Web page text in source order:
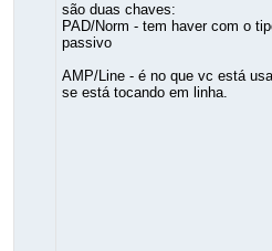
são duas chaves:
PAD/Norm - tem haver com o
passivo
AMP/Line - é no que vc está
se está tocando em linha.